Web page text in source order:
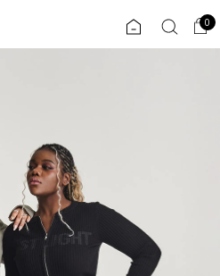
0
플러스핏
COMMUNITY
ALL
0